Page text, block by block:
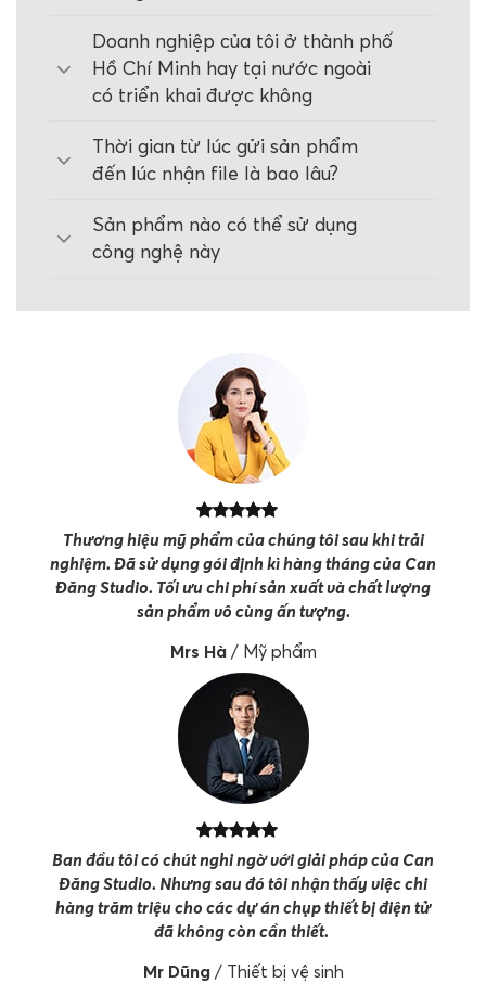
Doanh nghiệp của tôi ở thành phố
Hồ Chí Minh hay tại nước ngoài
có triển khai được không
Thời gian từ lúc gửi sản phẩm
đến lúc nhận file là bao lâu?
Sản phẩm nào có thể sử dụng
công nghệ này
Thương hiệu mỹ phẩm của chúng tôi sau khi trải
nghiệm. Đã sử dụng gói định kì hàng tháng của Can
Đăng Studio. Tối ưu chi phí sản xuất và chất lượng
sản phẩm vô cùng ấn tượng.
Mrs Hà / Mỹ phẩm
Ban đầu tôi có chút nghi ngờ với giải pháp của Can
Đăng Studio. Nhưng sau đó tôi nhận thấy việc chi
hàng trăm triệu cho các dự án chụp thiết bị điện tử
đã không còn cần thiết.
Mr Dũng / Thiết bị vệ sinh